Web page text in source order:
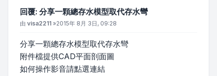
回覆: 分享一顆總存水模型取代存水彎
文章
由 visa2211 »2015年 8月 3日, 09:28
分享一顆總存水模型取代存水彎
附件檔提供CAD平面剖面圖
如何操作影音請點選連結